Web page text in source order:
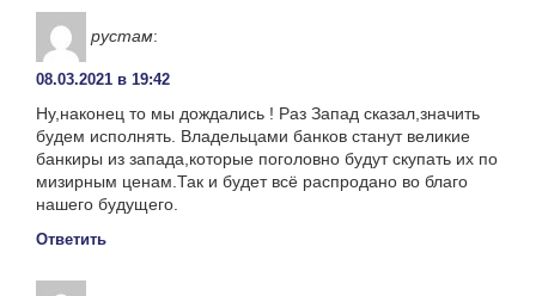
рустам:
08.03.2021 в 19:42
Ну,наконец то мы дождались ! Раз Запад сказал,значить
будем исполнять. Владельцами банков станут великие
банкиры из запада,которые поголовно будут скупать их по
мизирным ценам.Так и будет всё распродано во благо
нашего будущего.
Ответить